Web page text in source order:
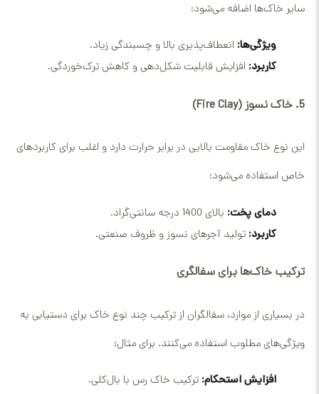
سایر خاک‌ها اضافه می‌شود:
ویژگی‌ها: انعطاف‌پذیری بالا و چسبندگی زیاد.
کاربرد: افزایش قابلیت شکل‌دهی و کاهش ترک‌خوردگی.
5. خاک نسوز (Fire Clay)
این نوع خاک مقاومت بالایی در برابر حرارت دارد و اغلب برای کاربردهای
خاص استفاده می‌شود:
دمای پخت: بالای 1400 درجه سانتی‌گراد.
کاربرد: تولید آجرهای نسوز و ظروف صنعتی.
ترکیب خاک‌ها برای سفالگری
در بسیاری از موارد، سفالگران از ترکیب چند نوع خاک برای دستیابی به
ویژگی‌های مطلوب استفاده می‌کنند. برای مثال:
افزایش استحکام: ترکیب خاک رس با بال‌کلی.